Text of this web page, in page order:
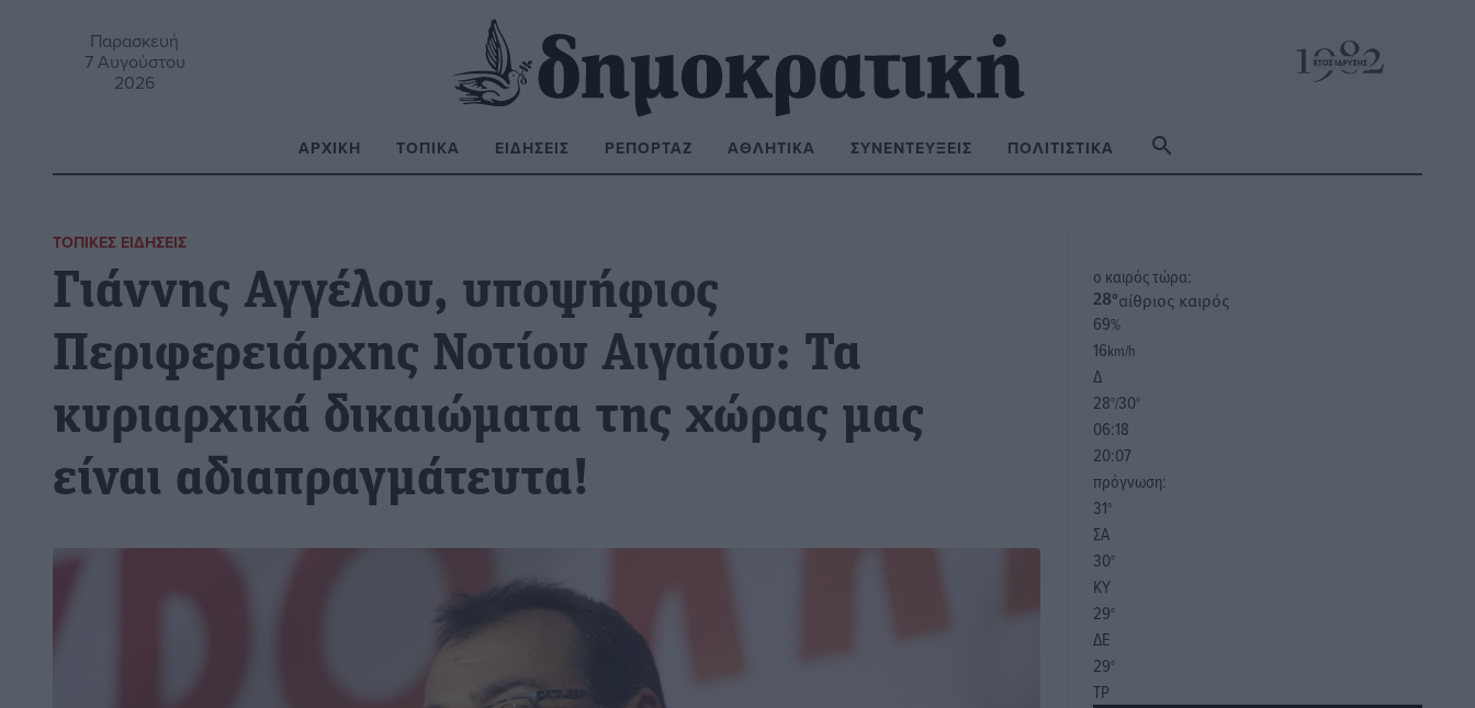
Παρασκευή
7 Αυγούστου
2026
ΑΡΧΙΚΉ ΤΟΠΙΚΆ ΕΙΔΉΣΕΙΣ ΡΕΠΟΡΤΆΖ ΑΘΛΗΤΙΚΆ ΣΥΝΕΝΤΕΎΞΕΙΣ ΠΟΛΙΤΙΣΤΙΚΆ
ΤΟΠΙΚΈΣ ΕΙΔΉΣΕΙΣ
Γιάννης Αγγέλου, υποψήφιος
Περιφερειάρχης Νοτίου Αιγαίου: Τα
κυριαρχικά δικαιώματα της χώρας μας
είναι αδιαπραγμάτευτα!
o καιρός τώρα:
28°αίθριος καιρός
69%
16km/h
Δ
28°/30°
06:18
20:07
πρόγνωση:
31°
ΣΑ
30°
ΚΥ
29°
ΔΕ
29°
ΤΡ